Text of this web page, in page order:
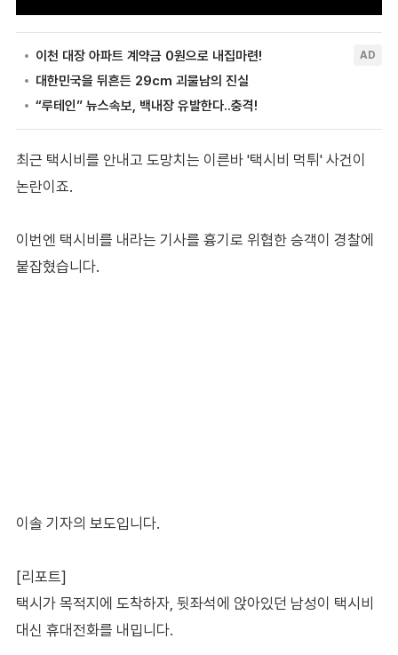
최근 택시비를 안내고 도망치는 이른바 '택시비 먹튀' 사건이
논란이죠.
이번엔 택시비를 내라는 기사를 흉기로 위협한 승객이 경찰에
붙잡혔습니다.
이솔 기자의 보도입니다.
[리포트]
택시가 목적지에 도착하자, 뒷좌석에 앉아있던 남성이 택시비
대신 휴대전화를 내밉니다.